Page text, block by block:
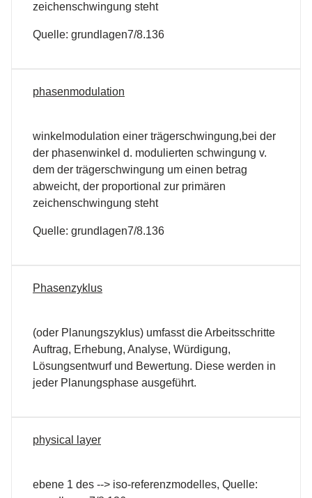
zeichenschwingung steht
Quelle: grundlagen7/8.136
phasenmodulation
winkelmodulation einer trägerschwingung,bei der
der phasenwinkel d. modulierten schwingung v.
dem der trägerschwingung um einen betrag
abweicht, der proportional zur primären
zeichenschwingung steht
Quelle: grundlagen7/8.136
Phasenzyklus
(oder Planungszyklus) umfasst die Arbeitsschritte
Auftrag, Erhebung, Analyse, Würdigung,
Lösungsentwurf und Bewertung. Diese werden in
jeder Planungsphase ausgeführt.
physical layer
ebene 1 des --> iso-referenzmodelles, Quelle: